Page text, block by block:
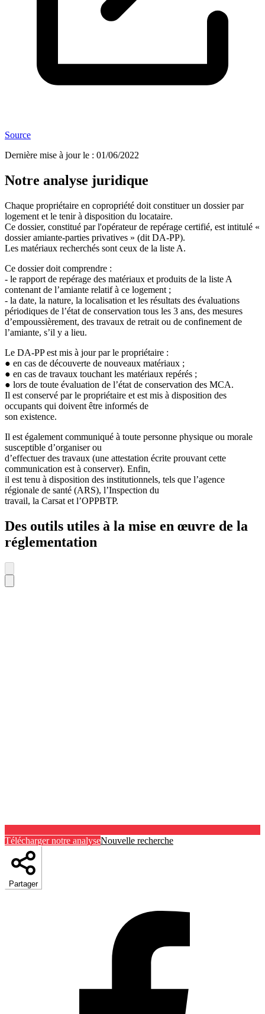
Source
Dernière mise à jour le : 01/06/2022
Notre analyse juridique
Chaque propriétaire en copropriété doit constituer un dossier par
logement et le tenir à disposition du locataire.
Ce dossier, constitué par l'opérateur de repérage certifié, est intitulé «
dossier amiante-parties privatives » (dit DA-PP).
Les matériaux recherchés sont ceux de la liste A.
Ce dossier doit comprendre :
- le rapport de repérage des matériaux et produits de la liste A
contenant de l’amiante relatif à ce logement ;
- la date, la nature, la localisation et les résultats des évaluations
périodiques de l’état de conservation tous les 3 ans, des mesures
d’empoussièrement, des travaux de retrait ou de confinement de
l’amiante, s’il y a lieu.
Le DA-PP est mis à jour par le propriétaire :
● en cas de découverte de nouveaux matériaux ;
● en cas de travaux touchant les matériaux repérés ;
● lors de toute évaluation de l’état de conservation des MCA.
Il est conservé par le propriétaire et est mis à disposition des
occupants qui doivent être informés de
son existence.
Il est également communiqué à toute personne physique ou morale
susceptible d’organiser ou
d’effectuer des travaux (une attestation écrite prouvant cette
communication est à conserver). Enfin,
il est tenu à disposition des institutionnels, tels que l’agence
régionale de santé (ARS), l’Inspection du
travail, la Carsat et l’OPPBTP.
Des outils utiles à la mise en œuvre de la
réglementation
Télécharger notre analyseNouvelle recherche
Partager